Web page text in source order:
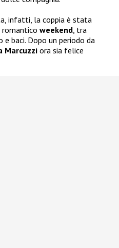
infatti, la coppia è stata
romantico weekend , tra
baci. Dopo un periodo da
Marcuzzi ora sia felice